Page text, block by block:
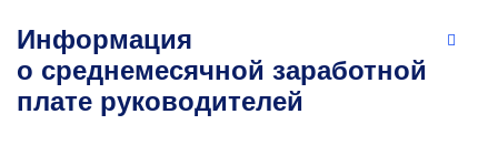
Информация
о среднемесячной заработной
плате руководителей